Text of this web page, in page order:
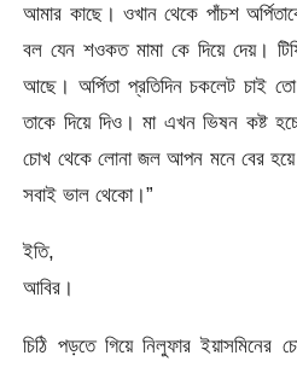
আমার কাছে। ওখান থেকে পাঁচশ
বল যেন শওকত মামা কে দিয়ে দেয়।
আছে। অর্পিতা প্রতিদিন চকলেট চাই
তাকে দিয়ে দিও। মা এখন ভিষন কষ্ট
চোখ থেকে লোনা জল আপন মনে বের হয়ে
সবাই ভাল থেকো।”
ইতি,
আবির।
চিঠি পড়তে গিয়ে নিলুফার ইয়াসমিনের